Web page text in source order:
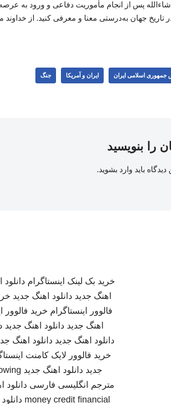
پس از انجام مأموریت دفاعی و ورود به
در تاریخ جهان به‌درستی معنا و معرفی کنید. از
جمهوری اسلامی ایران ایران و آمریکا جنگ
را بنویسید
باید وارد بشوید.
خرید بک لینک اینستاگرام
اهنگ جدید دانلود اهنگ جدید
فالوور اینستاگرام خرید فالوور
اهنگ جدید دانلود اهنگ جدید
دانلود اهنگ جدید دانلود اهنگ
خرید فالوور لایک کامنت
جدید دانلود اهنگ جدید
مترجم انگلیسی فارسی دانلود
money credit financial